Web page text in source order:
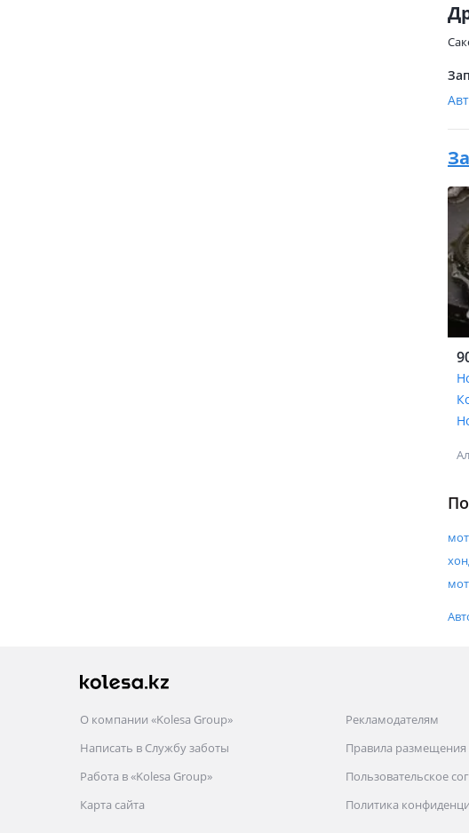
О компании «Kolesa Group»
Написать в Службу заботы
Работа в «Kolesa Group»
Карта сайта
Рекламодателям
Правила
Пользовательское
Политика